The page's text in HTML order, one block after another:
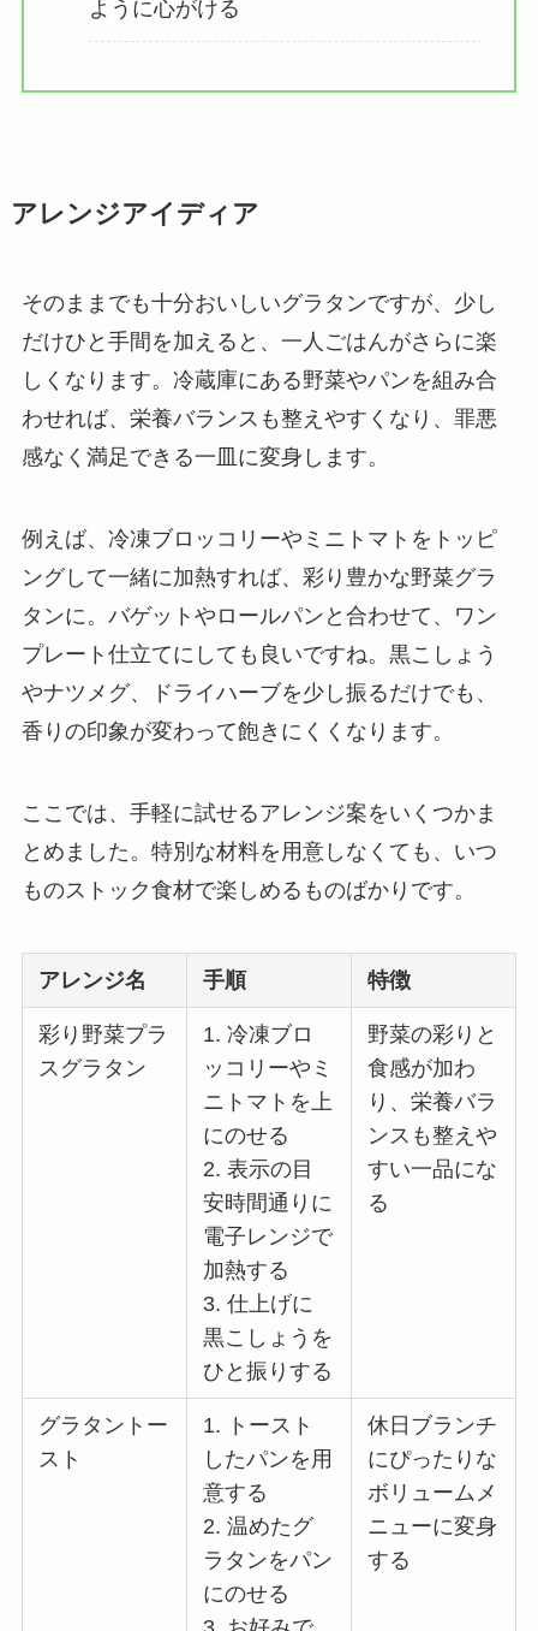
ように心がける
アレンジアイディア
そのままでも十分おいしいグラタンですが、少し
だけひと手間を加えると、一人ごはんがさらに楽
しくなります。冷蔵庫にある野菜やパンを組み合
わせれば、栄養バランスも整えやすくなり、罪悪
感なく満足できる一皿に変身します。
例えば、冷凍ブロッコリーやミニトマトをトッピ
ングして一緒に加熱すれば、彩り豊かな野菜グラ
タンに。バゲットやロールパンと合わせて、ワン
プレート仕立てにしても良いですね。黒こしょう
やナツメグ、ドライハーブを少し振るだけでも、
香りの印象が変わって飽きにくくなります。
ここでは、手軽に試せるアレンジ案をいくつかま
とめました。特別な材料を用意しなくても、いつ
ものストック食材で楽しめるものばかりです。
アレンジ名 手順 特徴
彩り野菜プラ
スグラタン
1. 冷凍ブロ
ッコリーやミ
ニトマトを上
にのせる
2. 表示の目
安時間通りに
電子レンジで
加熱する
3. 仕上げに
黒こしょうを
ひと振りする
野菜の彩りと
食感が加わ
り、栄養バラ
ンスも整えや
すい一品にな
る
グラタントー
スト
1. トースト
したパンを用
意する
2. 温めたグ
ラタンをパン
にのせる
休日ブランチ
にぴったりな
ボリュームメ
ニューに変身
する